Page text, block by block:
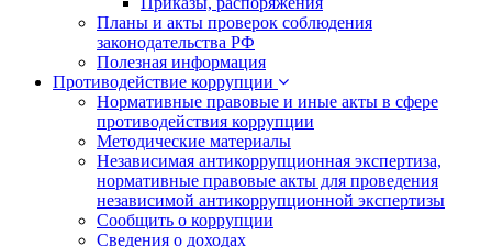
Планы и акты проверок соблюдения
законодательства РФ
Полезная информация
Противодействие коррупции
Нормативные правовые и иные акты в сфере
противодействия коррупции
Методические материалы
Независимая антикоррупционная экспертиза,
нормативные правовые акты для проведения
независимой антикоррупционной экспертизы
Сообщить о коррупции
Сведения о доходах